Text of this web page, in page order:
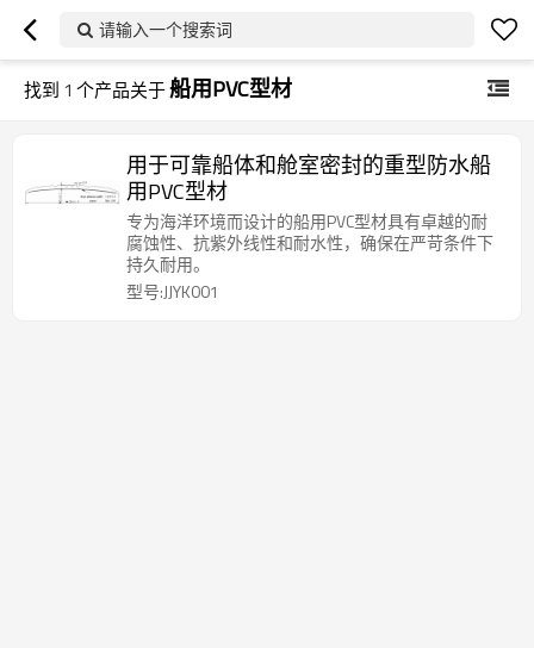
请输入一个搜索词
找到 1 个产品关于船用PVC型材
用于可靠船体和舱室密封的重型防水船
用PVC型材
专为海洋环境而设计的船用PVC型材具有卓越的耐
腐蚀性、抗紫外线性和耐水性，确保在严苛条件下
持久耐用。
型号:JJYK001